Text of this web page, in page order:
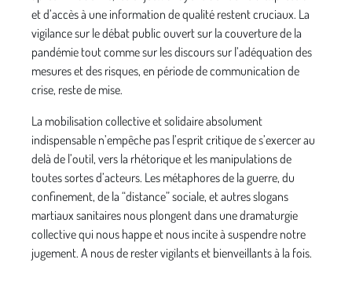
et d’accès à une information de qualité restent cruciaux. La
vigilance sur le débat public ouvert sur la couverture de la
pandémie tout comme sur les discours sur l’adéquation des
mesures et des risques, en période de communication de
crise, reste de mise.
La mobilisation collective et solidaire absolument
indispensable n’empêche pas l’esprit critique de s’exercer au
delà de l’outil, vers la rhétorique et les manipulations de
toutes sortes d’acteurs. Les métaphores de la guerre, du
confinement, de la “distance” sociale, et autres slogans
martiaux sanitaires nous plongent dans une dramaturgie
collective qui nous happe et nous incite à suspendre notre
jugement. A nous de rester vigilants et bienveillants à la fois.